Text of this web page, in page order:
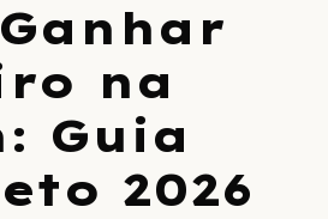
na
Guia
2026